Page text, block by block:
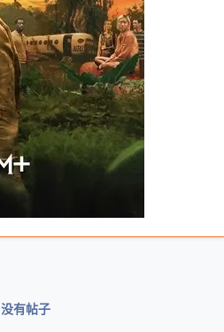
没有帖子